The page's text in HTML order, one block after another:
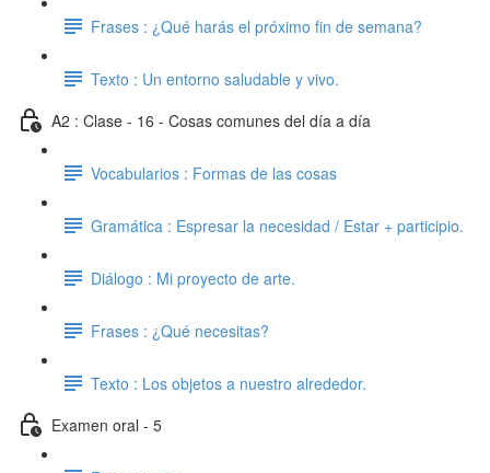
Frases : ¿Qué harás el próximo fin de semana?
Texto : Un entorno saludable y vivo.
A2 : Clase - 16 - Cosas comunes del día a día
Vocabularios : Formas de las cosas
Gramática : Espresar la necesidad / Estar + participio.
Diálogo : Mi proyecto de arte.
Frases : ¿Qué necesitas?
Texto : Los objetos a nuestro alrededor.
Examen oral - 5